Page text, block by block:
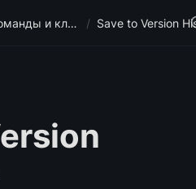
Figma: команды и клавиши /